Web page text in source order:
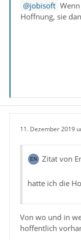
jobisoft
Hoffnung, sie
11. Dezember 2019
Zitat von
hatte ich die
Von wo und in
hoffentlich